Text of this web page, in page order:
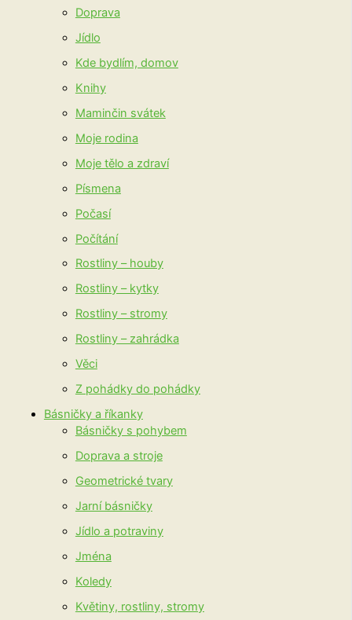
Doprava
Jídlo
Kde bydlím, domov
Knihy
Maminčin svátek
Moje rodina
Moje tělo a zdraví
Písmena
Počasí
Počítání
Rostliny – houby
Rostliny – kytky
Rostliny – stromy
Rostliny – zahrádka
Věci
Z pohádky do pohádky
Básničky a říkanky
Básničky s pohybem
Doprava a stroje
Geometrické tvary
Jarní básničky
Jídlo a potraviny
Jména
Koledy
Květiny, rostliny, stromy